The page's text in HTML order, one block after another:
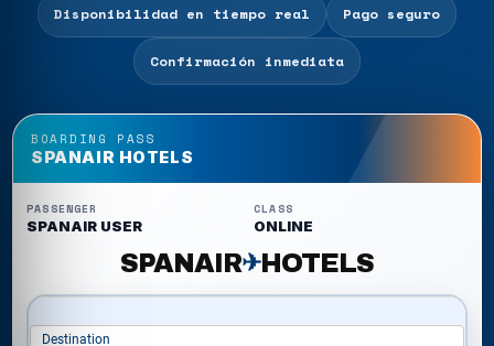
Disponibilidad en tiempo real Pago seguro
Confirmación inmediata
BOARDING PASS
SPANAIR HOTELS
PASSENGER
SPANAIR USER
CLASS
ONLINE
SPANAIR✈HOTELS